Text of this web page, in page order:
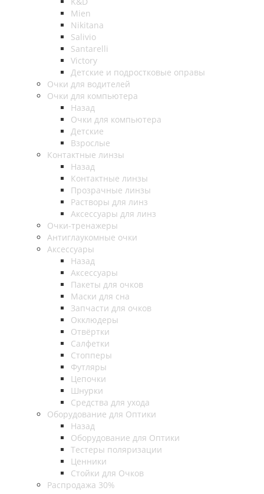
Mien
Nikitana
Salivio
Santarelli
Victory
Детские и подростковые оправы
Очки для водителей
Очки для компьютера
Назад
Очки для компьютера
Детские
Взрослые
Контактные линзы
Назад
Контактные линзы
Прозрачные линзы
Растворы для линз
Аксессуары для линз
Очки-тренажеры
Антиглаукомные очки
Аксессуары
Назад
Аксессуары
Пакеты для очков
Маски для сна
Запчасти для очков
Окклюдеры
Отвёртки
Салфетки
Стопперы
Футляры
Цепочки
Шнурки
Средства для ухода
Оборудование для Оптики
Назад
Оборудование для Оптики
Тестеры поляризации
Ценники
Стойки для Очков
Распродажа 30%